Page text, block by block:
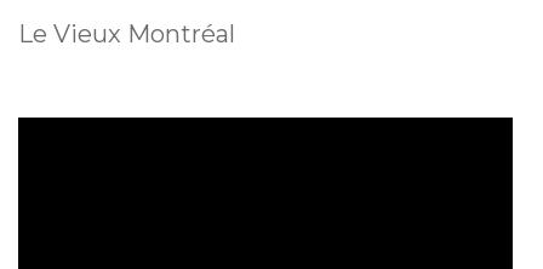
Le Vieux Montréal